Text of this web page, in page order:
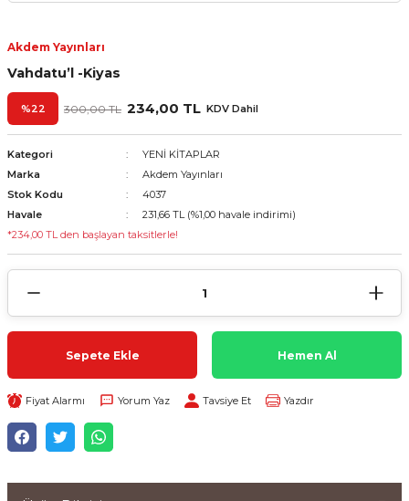
Akdem Yayınları
Vahdatu’l -Kiyas
%22 300,00 TL 234,00 TL KDV Dahil
Kategori
YENİ KİTAPLAR
Marka
Akdem Yayınları
Stok Kodu
4037
Havale
231,66 TL (%1,00 havale indirimi)
*234,00 TL den başlayan taksitlerle!
Sepete Ekle Hemen Al
Fiyat Alarmı Yorum Yaz Tavsiye Et Yazdır